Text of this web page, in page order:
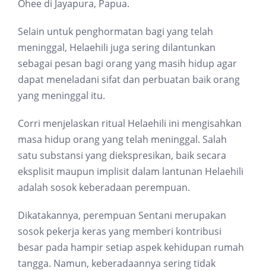
Ohee di Jayapura, Papua.
Selain untuk penghormatan bagi yang telah
meninggal, Helaehili juga sering dilantunkan
sebagai pesan bagi orang yang masih hidup agar
dapat meneladani sifat dan perbuatan baik orang
yang meninggal itu.
Corri menjelaskan ritual Helaehili ini mengisahkan
masa hidup orang yang telah meninggal. Salah
satu substansi yang diekspresikan, baik secara
eksplisit maupun implisit dalam lantunan Helaehili
adalah sosok keberadaan perempuan.
Dikatakannya, perempuan Sentani merupakan
sosok pekerja keras yang memberi kontribusi
besar pada hampir setiap aspek kehidupan rumah
tangga. Namun, keberadaannya sering tidak